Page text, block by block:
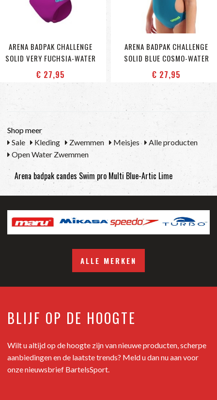
ARENA BADPAK CHALLENGE
SOLID VERY FUCHSIA-WATER
€ 27,95
ARENA BADPAK CHALLENGE
SOLID BLUE COSMO-WATER
€ 27,95
Shop meer
Sale
Kleding Zwemmen Meisjes
Alle producten
Open Water Zwemmen
Arena badpak candes Swim pro Multi Blue-Artic Lime
ALLE MERKEN
BLIJF OP DE HOOGTE
Wilt u altijd op de hoogte zijn van nieuwe producten, scherpe
aanbiedingen en de laatste trends? Meld u dan nu aan voor
onze nieuwsbrief BartelsSport.